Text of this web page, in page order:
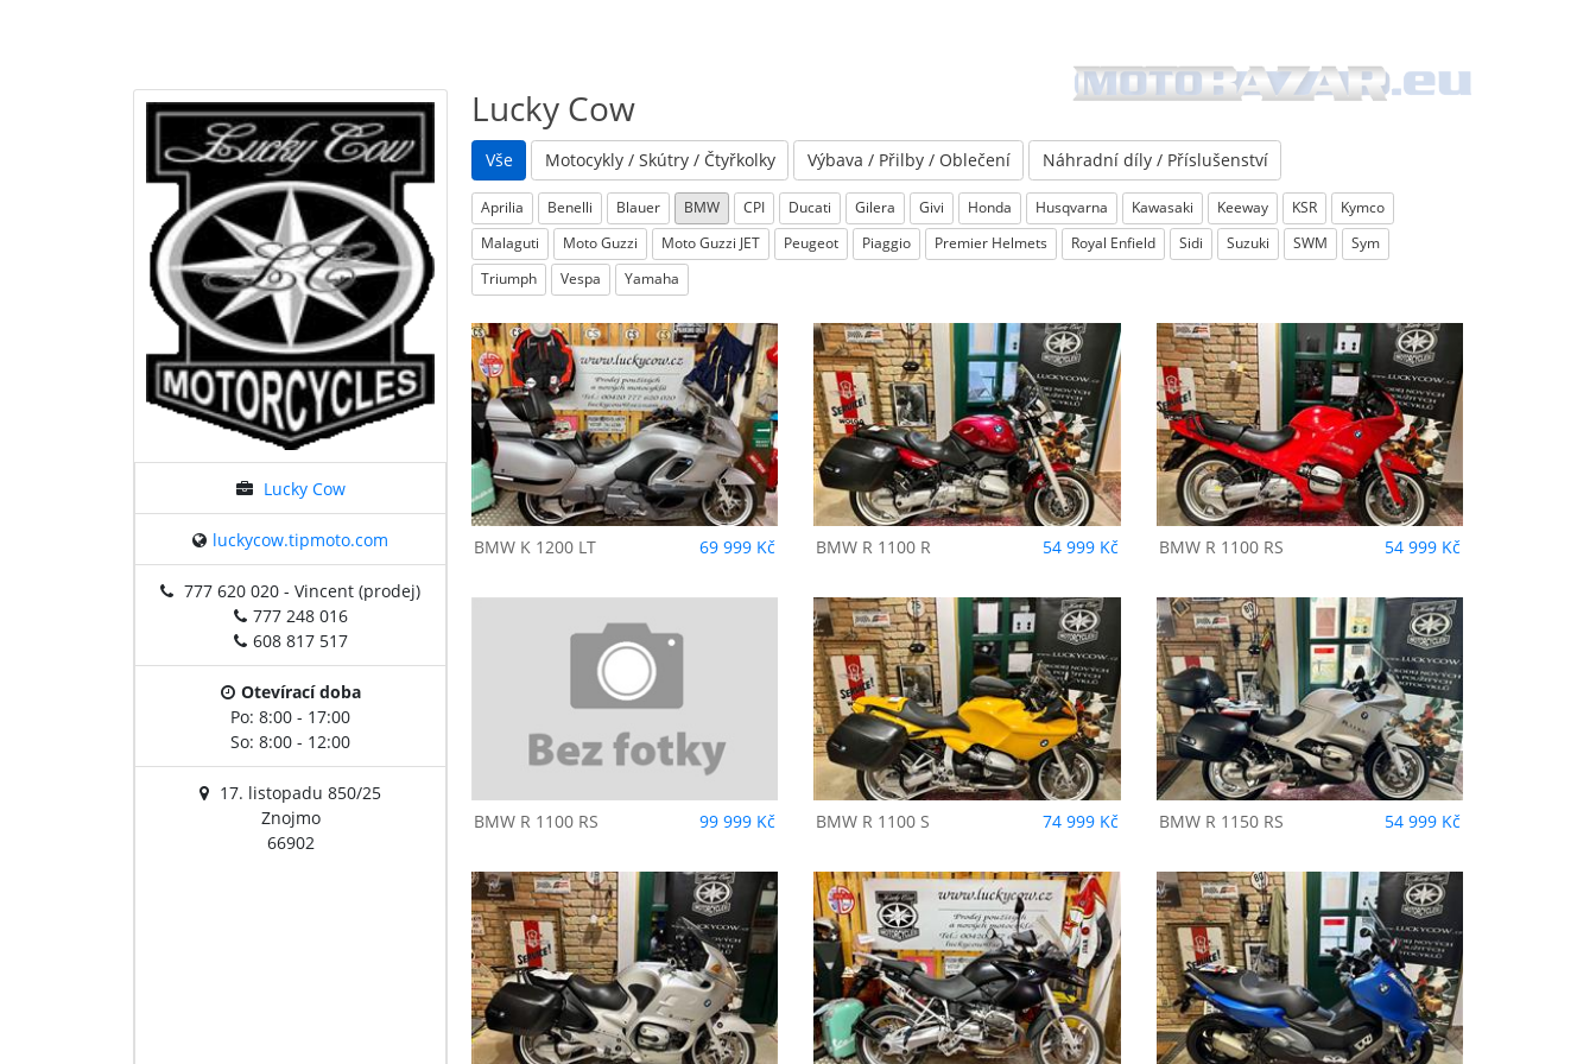
Lucky Cow
luckycow.tipmoto.com
777 620 020 - Vincent (prodej)
777 248 016
608 817 517
Otevírací doba
Po: 8:00 - 17:00
So: 8:00 - 12:00
17. listopadu 850/25
Znojmo
66902
Lucky Cow
Vše Motocykly / Skútry / Čtyřkolky Výbava / Přilby / Oblečení Náhradní díly / Příslušenství
Aprilia Benelli Blauer BMW CPI Ducati Gilera Givi Honda Husqvarna Kawasaki Keeway KSR
Kymco
Malaguti
Moto Guzzi Moto Guzzi JET Peugeot Piaggio Premier Helmets Royal Enfield Sidi Suzuki SWM
Sym
Triumph
Vespa Yamaha
BMWK 1200 LT
BMW K 1200 LT 69 999 Kč
BMWR 1100 R
BMW R 1100 R 54 999 Kč
BMWR 1100 RS
BMWR 1100 RS 54 999 Kč
BMWR 1100 RS
BMW R 1100 RS 99 999 Kč
R 1100 S
BMW R 1100 S 74 999 Kč
BMWR 1150 RS
BMWR 1150 RS 54 999 Kč
BMWR 1200 GS BMWC 600 Sport